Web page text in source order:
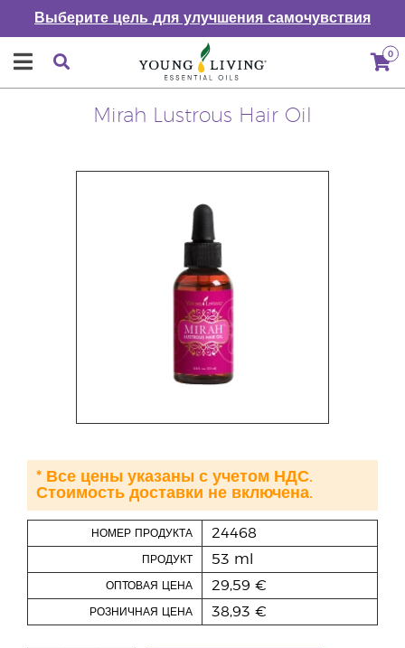
Выберите цель для улучшения самочувствия
0
Mirah Lustrous Hair Oil
НОМЕР ПРОДУКТА 24468
ПРОДУКТ 53 ml
ОПТОВАЯ ЦЕНА 29,59 €
РОЗНИЧНАЯ ЦЕНА 38,93 €
* Все цены указаны с учетом НДС.
Стоимость доставки не включена.